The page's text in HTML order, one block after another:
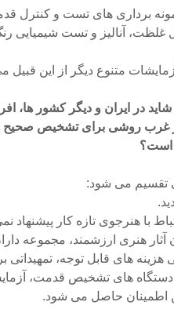
نمونه برداری های تست و
غلظت، آنالیز و تست شیمیایی
متنوع دیگر از این قبیل
در ایران و دیگر کشور ها،
غرب روشی برای تشخیص صحیح
است؟
تقسیم می شود:
با هنرجوی تازه کار
آثار هنری ارزشمند، مجموعه
های قابل توجه، تمهیداتی
های تشخیص قدمت،
اطمینان حاصل می شود.